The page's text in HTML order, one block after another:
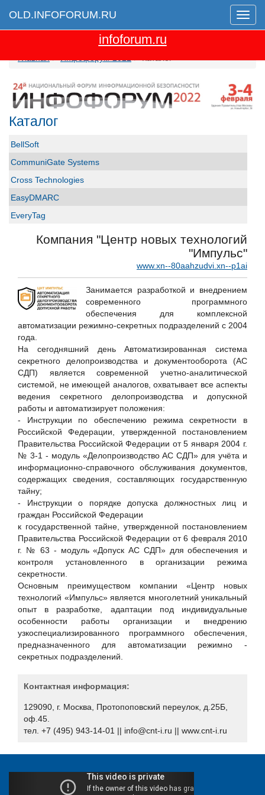
Меню
OLD.INFOFORUM.RU
Перейти на новую версию сайта
infoforum.ru
Каталог
BellSoft
CommuniGate Systems
Cross Technologies
EasyDMARC
EveryTag
Huawei
ICT-Online.ru «Инфокоммуникации онлайн»
Positive Technologies
RuSIEM
Skybox Security
Softline
SoftMall
SONET
Staffcop
TrueConf
UserGate
Xello
«НПЦ «КСБ»
Актив
АНО «Индустрия безопасности»
АО "ГЛОНАСС"
Банковское обозрение
БИРСЕК
Гарда Технологии
Компания "Центр новых технологий
"Импульс"
www.xn--80aahzudvi.xn--p1ai
Занимается разработкой и внедрением
современного программного
обеспечения для комплексной
автоматизации режимно-секретных подразделений с 2004
года.
На сегодняшний день Автоматизированная система
секретного делопроизводства и документооборота (АС
СДП) является современной учетно-аналитической
системой, не имеющей аналогов, охватывает все аспекты
ведения секретного делопроизводства и допускной
работы и автоматизирует положения:
- Инструкции по обеспечению режима секретности в
Российской Федерации, утвержденной постановлением
Правительства Российской Федерации от 5 января 2004 г.
№ 3-1 - модуль «Делопроизводство АС СДП» для учёта и
информационно-справочного обслуживания документов,
содержащих сведения, составляющих государственную
тайну;
- Инструкции о порядке допуска должностных лиц и
граждан Российской Федерации
к государственной тайне, утвержденной постановлением
Правительства Российской Федерации от 6 февраля 2010
г. № 63 - модуль «Допуск АС СДП» для обеспечения и
контроля установленного в организации режима
секретности.
Основным преимуществом компании «Центр новых
технологий «Импульс» является многолетний уникальный
опыт в разработке, адаптации под индивидуальные
особенности работы организации и внедрению
узкоспециализированного программного обеспечения,
предназначенного для автоматизации режимно -
секретных подразделений.
Контактная информация:
129090, г. Москва, Протопоповский переулок, д.25Б,
оф.45.
тел. +7 (495) 943-14-01 || info@cnt-i.ru || www.cnt-i.ru